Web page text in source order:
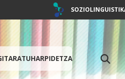
HARPIDETZA